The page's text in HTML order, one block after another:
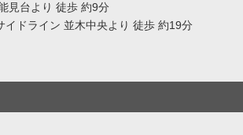
見台より 徒歩 約9分
イドライン 並木中央より 徒歩 約19分